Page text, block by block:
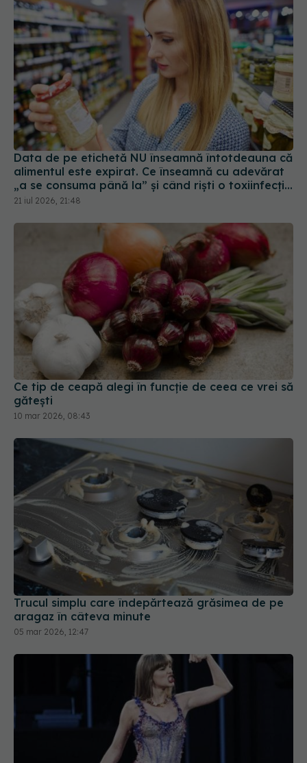
Data de pe etichetă NU înseamnă întotdeauna că
alimentul este expirat. Ce înseamnă cu adevărat
„a se consuma până la” și când riști o toxiinfecție
alimentară
21 iul 2026, 21:48
Ce tip de ceapă alegi în funcție de ceea ce vrei să
gătești
Trucul simplu care îndepărtează grăsimea de pe
aragaz în câteva minute
05 mar 2026, 12:47
Cum își mențin sănătatea vedetele atunci când